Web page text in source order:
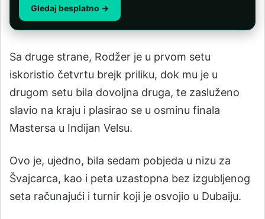
Gledaj besplatno →
Sa druge strane, Rodžer je u prvom setu
iskoristio četvrtu brejk priliku, dok mu je u
drugom setu bila dovoljna druga, te zasluženo
slavio na kraju i plasirao se u osminu finala
Mastersa u Indijan Velsu.
Ovo je, ujedno, bila sedam pobjeda u nizu za
Švajcarca, kao i peta uzastopna bez izgubljenog
seta računajući i turnir koji je osvojio u Dubaiju.